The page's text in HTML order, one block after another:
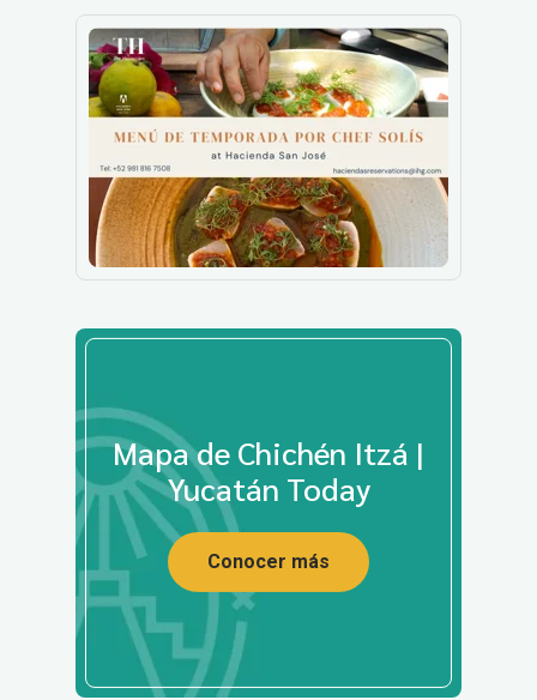
Mapa de Chichén Itzá |
Yucatán Today
Conocer más